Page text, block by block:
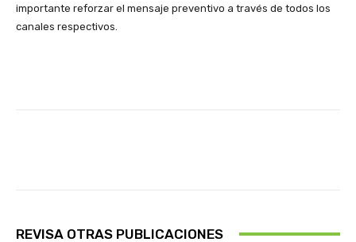
importante reforzar el mensaje preventivo a través de todos los
canales respectivos.
REVISA OTRAS PUBLICACIONES